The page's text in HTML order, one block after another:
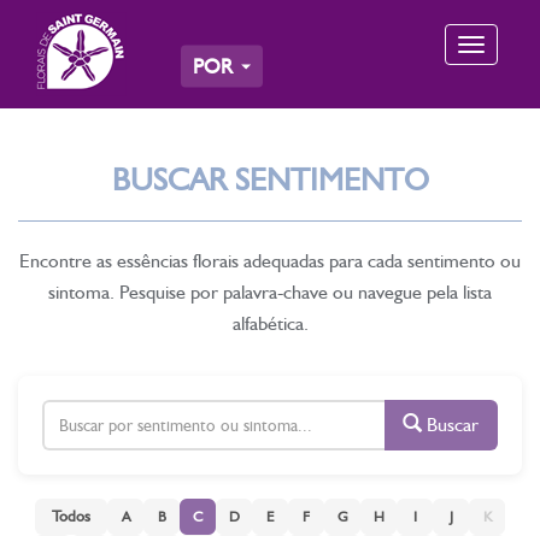
Toggle
POR
BUSCAR SENTIMENTO
Encontre as essências florais adequadas para cada sentimento ou
sintoma. Pesquise por palavra-chave ou navegue pela lista
alfabética.
Buscar
Todos A B C D E F G H I J K